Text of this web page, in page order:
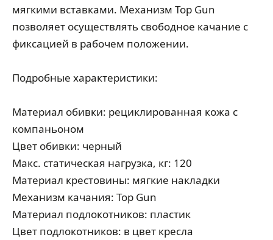
мягкими вставками. Механизм Top Gun
позволяет осуществлять свободное качание с
фиксацией в рабочем положении.
Подробные характеристики:
Материал обивки: рециклированная кожа с
компаньоном
Цвет обивки: черный
Макс. статическая нагрузка, кг: 120
Материал крестовины: мягкие накладки
Механизм качания: Top Gun
Материал подлокотников: пластик
Цвет подлокотников: в цвет кресла